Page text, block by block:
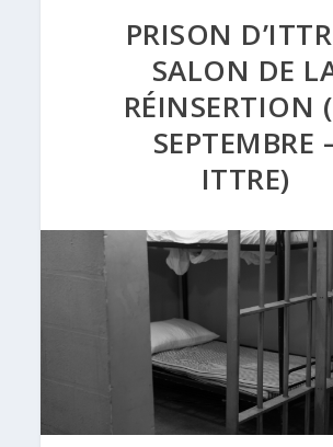
PRISON
SALON DE
RÉINSERTION
SEPTEMBRE
ITTRE)